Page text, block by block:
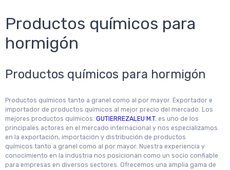
Productos químicos para
hormigón
Productos químicos para hormigón
Productos químicos tanto a granel como al por mayor. Exportador e
importador de productos químicos al mejor precio del mercado. Los
mejores productos químicos. GUTIERREZALEU M.T. es uno de los
principales actores en el mercado internacional y nos especializamos
en la exportación, importación y distribución de productos
químicos tanto a granel como al por mayor. Nuestra experiencia y
conocimiento en la industria nos posicionan como un socio confiable
para empresas en diversos sectores. Ofrecemos una amplia gama de